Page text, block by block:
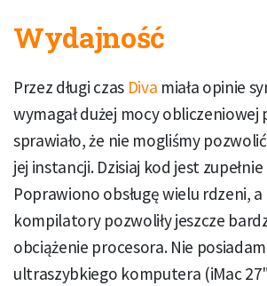
Wydajność
Przez długi czas Diva miała opinie
wymagał dużej mocy obliczeniowej
sprawiało, że nie mogliśmy
jej instancji. Dzisiaj kod jest zupełnie
Poprawiono obsługę wielu rdzeni,
kompilatory pozwoliły jeszcze
obciążenie procesora. Nie
ultraszybkiego komputera (iMac